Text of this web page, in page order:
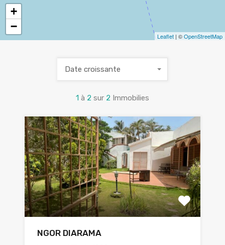
+
−
Leaflet | ©OpenStreetMap
1 à 2 sur 2 Immobilies
Date croissante
NGOR DIARAMA